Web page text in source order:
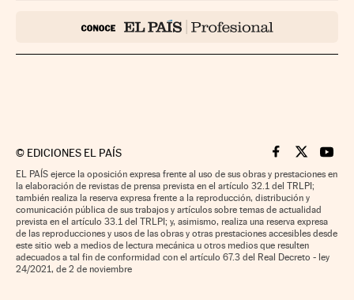
© EDICIONES EL PAÍS Cinco Días en
Cinco Días
Cinco
EL PAÍS ejerce la oposición expresa frente al uso de sus obras y prestaciones en
la elaboración de revistas de prensa prevista en el artículo 32.1 del TRLPI;
también realiza la reserva expresa frente a la reproducción, distribución y
comunicación pública de sus trabajos y artículos sobre temas de actualidad
prevista en el artículo 33.1 del TRLPI; y, asimismo, realiza una reserva expresa
de las reproducciones y usos de las obras y otras prestaciones accesibles desde
este sitio web a medios de lectura mecánica u otros medios que resulten
adecuados a tal fin de conformidad con el artículo 67.3 del Real Decreto - ley
24/2021, de 2 de noviembre